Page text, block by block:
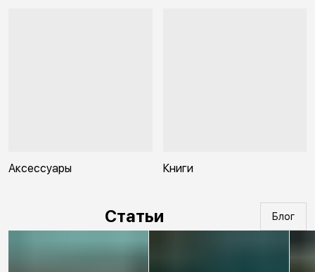
Аксессуары Книги
Статьи Блог